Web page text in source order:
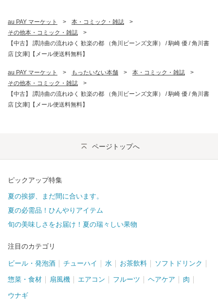
au PAY マーケット > 本・コミック・雑誌
>
その他本・コミック・雑誌
>
【中古】 譚詩曲の流れゆく 歓楽の都 （角川ビーンズ文庫） / 駒崎 優 / 角川書
店 [文庫]【メール便送料無料】
au PAY マーケット > もったいない本舗 > 本・コミック・雑誌
>
その他本・コミック・雑誌
>
【中古】 譚詩曲の流れゆく 歓楽の都 （角川ビーンズ文庫） / 駒崎 優 / 角川書
店 [文庫]【メール便送料無料】
ページトップへ
ピックアップ特集
夏の挨拶、まだ間に合います。
夏の必需品！ひんやりアイテム
旬の美味しさをお届け！夏の瑞々しい果物
注目のカテゴリ
ビール・発泡酒 チューハイ 水 お茶飲料 ソフトドリンク
惣菜・食材 扇風機 エアコン フルーツ ヘアケア 肉
ウナギ